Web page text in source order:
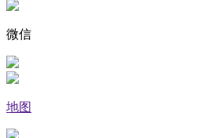
微信
地图